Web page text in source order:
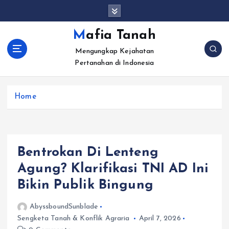
c
Mafia Tanah
Mengungkap Kejahatan
Pertanahan di Indonesia
Home
Bentrokan Di Lenteng
Agung? Klarifikasi TNI AD Ini
Bikin Publik Bingung
AbyssboundSunblade
Sengketa Tanah & Konflik Agraria
April 7, 2026